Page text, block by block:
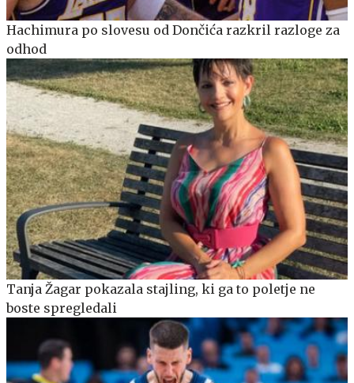
Hachimura po slovesu od Dončića razkril razloge za
odhod
Tanja Žagar pokazala stajling, ki ga to poletje ne
boste spregledali